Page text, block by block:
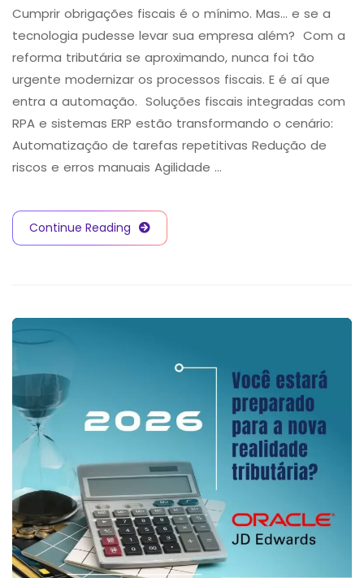
Cumprir obrigações fiscais é o mínimo. Mas… e se a
tecnologia pudesse levar sua empresa além? Com a
reforma tributária se aproximando, nunca foi tão
urgente modernizar os processos fiscais. E é aí que
entra a automação. Soluções fiscais integradas com
RPA e sistemas ERP estão transformando o cenário:
Automatização de tarefas repetitivas Redução de
riscos e erros manuais Agilidade …
Continue Reading